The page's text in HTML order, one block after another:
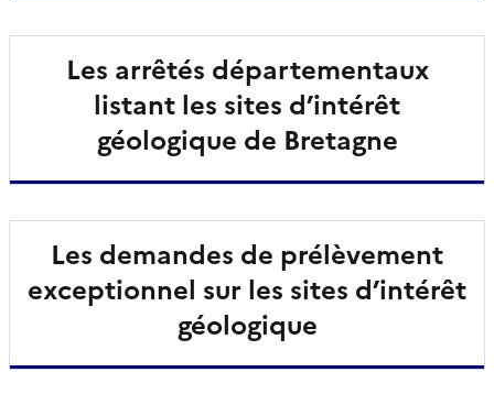
Les arrêtés départementaux
listant les sites d’intérêt
géologique de Bretagne
Les demandes de prélèvement
exceptionnel sur les sites d’intérêt
géologique